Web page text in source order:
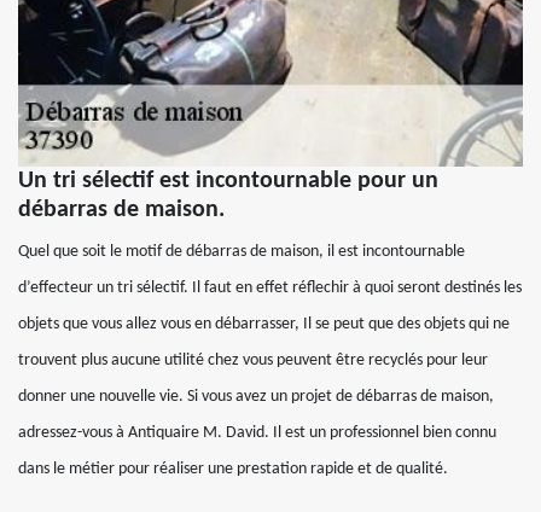
Un tri sélectif est incontournable pour un
débarras de maison.
Quel que soit le motif de débarras de maison, il est incontournable
d’effecteur un tri sélectif. Il faut en effet réflechir à quoi seront destinés les
objets que vous allez vous en débarrasser, Il se peut que des objets qui ne
trouvent plus aucune utilité chez vous peuvent être recyclés pour leur
donner une nouvelle vie. Si vous avez un projet de débarras de maison,
adressez-vous à Antiquaire M. David. Il est un professionnel bien connu
dans le métier pour réaliser une prestation rapide et de qualité.